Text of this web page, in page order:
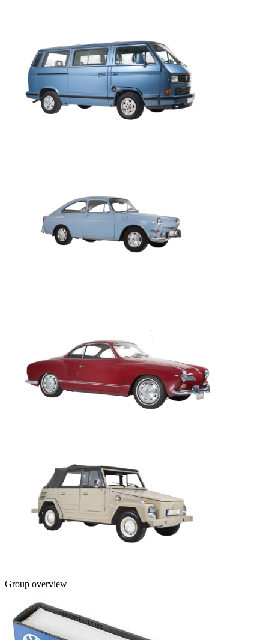
Group overview